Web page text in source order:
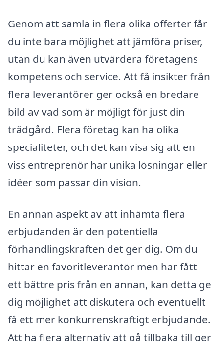
Genom att samla in flera olika offerter får
du inte bara möjlighet att jämföra priser,
utan du kan även utvärdera företagens
kompetens och service. Att få insikter från
flera leverantörer ger också en bredare
bild av vad som är möjligt för just din
trädgård. Flera företag kan ha olika
specialiteter, och det kan visa sig att en
viss entreprenör har unika lösningar eller
idéer som passar din vision.
En annan aspekt av att inhämta flera
erbjudanden är den potentiella
förhandlingskraften det ger dig. Om du
hittar en favoritleverantör men har fått
ett bättre pris från en annan, kan detta ge
dig möjlighet att diskutera och eventuellt
få ett mer konkurrenskraftigt erbjudande.
Att ha flera alternativ att gå tillbaka till ger